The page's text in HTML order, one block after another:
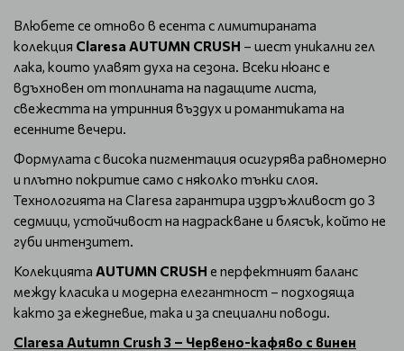
Влюбете се отново в есента с лимитираната
колекция Claresa AUTUMN CRUSH – шест уникални гел
лака, които улавят духа на сезона. Всеки нюанс е
вдъхновен от топлината на падащите листа,
свежестта на утринния въздух и романтиката на
есенните вечери.
Формулата с висока пигментация осигурява равномерно
и плътно покритие само с няколко тънки слоя.
Технологията на Claresa гарантира издръжливост до 3
седмици, устойчивост на надраскване и блясък, който не
губи интензитет.
Колекцията AUTUMN CRUSH е перфектният баланс
между класика и модерна елегантност – подходяща
както за ежедневие, така и за специални поводи.
Claresa Autumn Crush 3 – Червено-кафяво с винен